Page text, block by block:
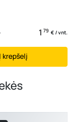
1 79 € / vnt.
Į krepšelį